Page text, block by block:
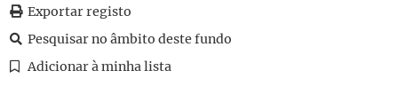
0010 Sem título
0011
Sem título
1910-10-11
0101 Sem título 1910-10-13
Exportar registo
Pesquisar no âmbito deste fundo
Adicionar à minha lista